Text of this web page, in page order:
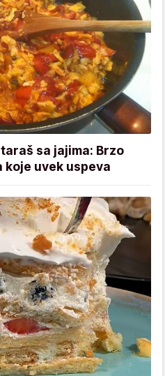
sa jajima: Brzo
koje uvek uspeva